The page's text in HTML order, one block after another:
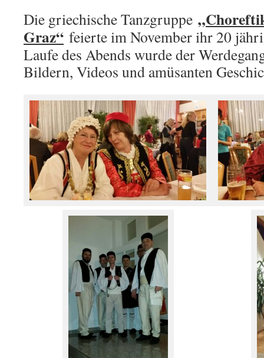
Die griechische Tanzgruppe
Graz“ feierte im November ihr 20
Laufe des Abends wurde der
Bildern, Videos und amüsanten